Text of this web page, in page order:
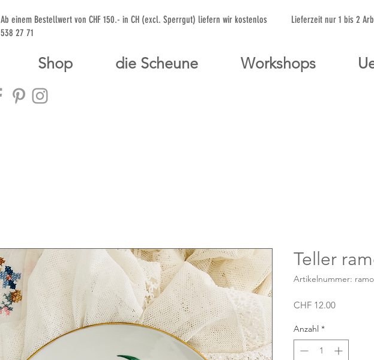
Ab einem Bestellwert von CHF 150.- in CH (excl. Sperrgut) liefern wir kostenlos Lieferzeit nur 1 bis
538 27 71
Shop die Scheune Workshops
Teller
Artikelnummer:
CHF 12.00Preis
Anzahl *